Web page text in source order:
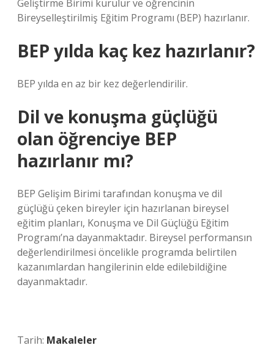
Geliştirme Birimi kurulur ve öğrencinin
Bireyselleştirilmiş Eğitim Programı (BEP) hazırlanır.
BEP yılda kaç kez hazırlanır?
BEP yılda en az bir kez değerlendirilir.
Dil ve konuşma güçlüğü
olan öğrenciye BEP
hazırlanır mı?
BEP Gelişim Birimi tarafından konuşma ve dil
güçlüğü çeken bireyler için hazırlanan bireysel
eğitim planları, Konuşma ve Dil Güçlüğü Eğitim
Programı’na dayanmaktadır. Bireysel performansın
değerlendirilmesi öncelikle programda belirtilen
kazanımlardan hangilerinin elde edilebildiğine
dayanmaktadır.
Tarih: Makaleler